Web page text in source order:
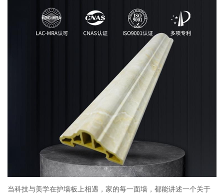
当科技与美学在护墙板上相遇，家的每一面墙，都能讲述一个关于